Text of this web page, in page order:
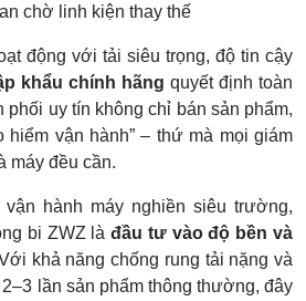
chờ linh kiện thay thế
động với tải siêu trọng, độ tin cậy
khẩu chính hãng quyết định toàn
phối uy tín không chỉ bán sản phẩm,
hiểm vận hành” – thứ mà mọi giám
máy đều cần.
hành máy nghiền siêu trường,
bi ZWZ làđầu tư vào độ bền và
khả năng chống rung tải nặng và
lần sản phẩm thông thường, đây